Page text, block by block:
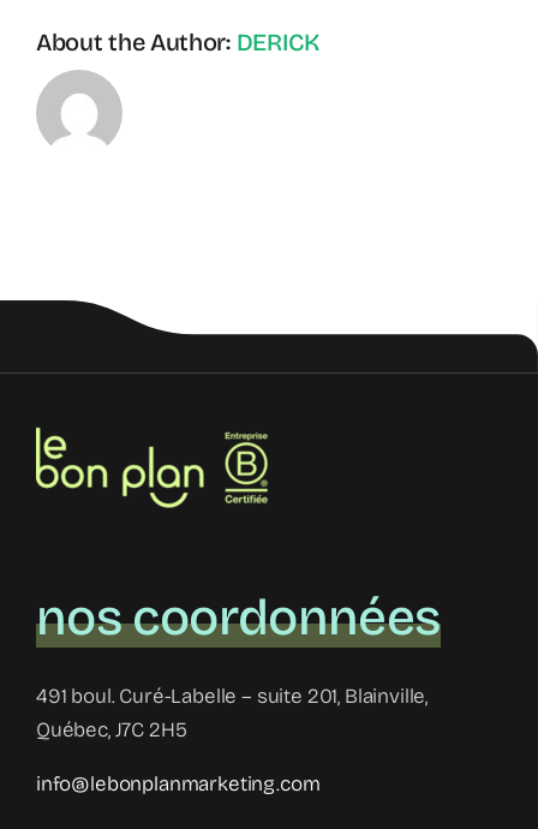
About the Author: DERICK
nos coordonnées
491 boul. Curé-Labelle – suite 201, Blainville,
Québec, J7C 2H5
info@lebonplanmarketing.com